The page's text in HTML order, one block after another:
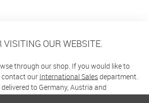
OUR WEBSITE.
through our shop. If you would like to
contact our International Salesdepartment.
to Germany, Austria and